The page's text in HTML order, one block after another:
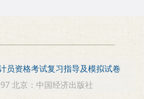
员资格考试复习指导及模拟试卷
北京：中国经济出版社